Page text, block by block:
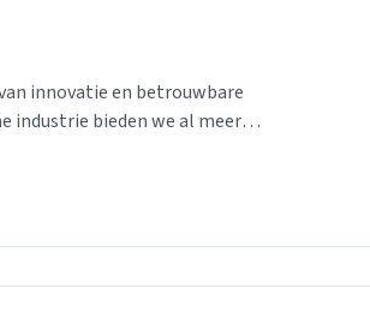
innovatie en betrouwbare
industrie bieden we al meer